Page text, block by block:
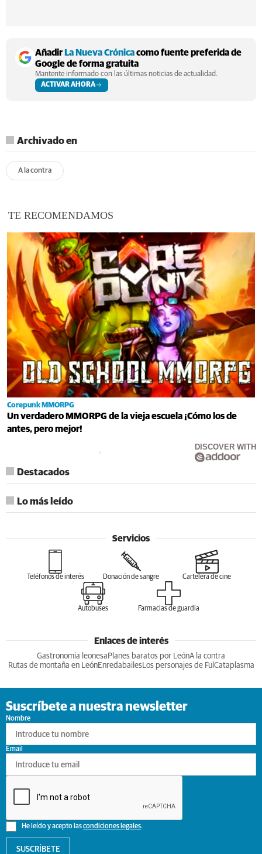
AñadirLa Nueva Crónicacomo fuente preferida de
Google de forma gratuita
Mantente informado con las últimas noticias de actualidad.
ACTIVAR AHORA
Archivado en
A la contra
TE RECOMENDAMOS
Corepunk MMORPG
Un verdadero MMORPG de la vieja escuela ¡Cómo los de
antes, pero mejor!
DISCOVER WITH
Destacados
Lo más leído
Servicios
Teléfonos de interés Donación de sangre Cartelera de cine
Autobuses Farmacias de guardia
Enlaces de interés
Gastronomia leonesa Planes baratos por LeónA la contra
Rutas de montaña en LeónEnredabailesLos personajes de Ful Cataplasma
Suscríbete a nuestra newsletter
Nombre
He leído y acepto lascondiciones legales.
Email
SUSCRÍBETE